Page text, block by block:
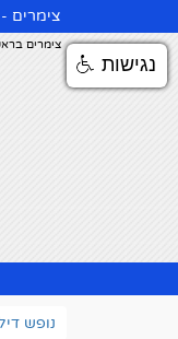
צימרים
צימרים
נופש
נגישות